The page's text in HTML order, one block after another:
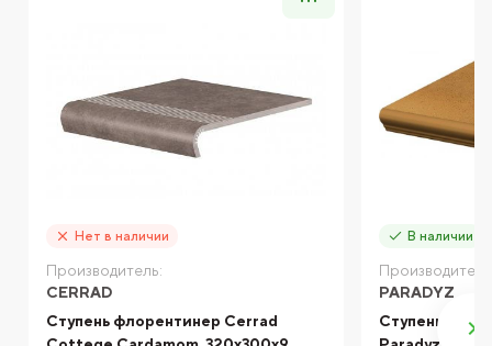
Нет в наличии
Производитель:
CERRAD
Ступень флорентинер Cerrad
В наличии
PARADYZ
Ступень с